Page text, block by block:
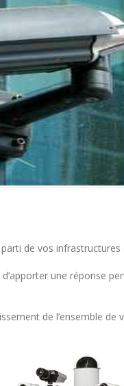
de vos
une réponse
de l’ensemble